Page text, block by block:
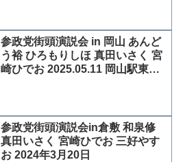
参政党街頭演説会 in 岡山 あんど
う裕 ひろもりしほ 真田いさく 宮
崎ひでお 2025.05.11 岡山駅東口
参政党街頭演説会in倉敷 和泉修
真田いさく 宮崎ひでお 三好やす
お 2024年3月20日